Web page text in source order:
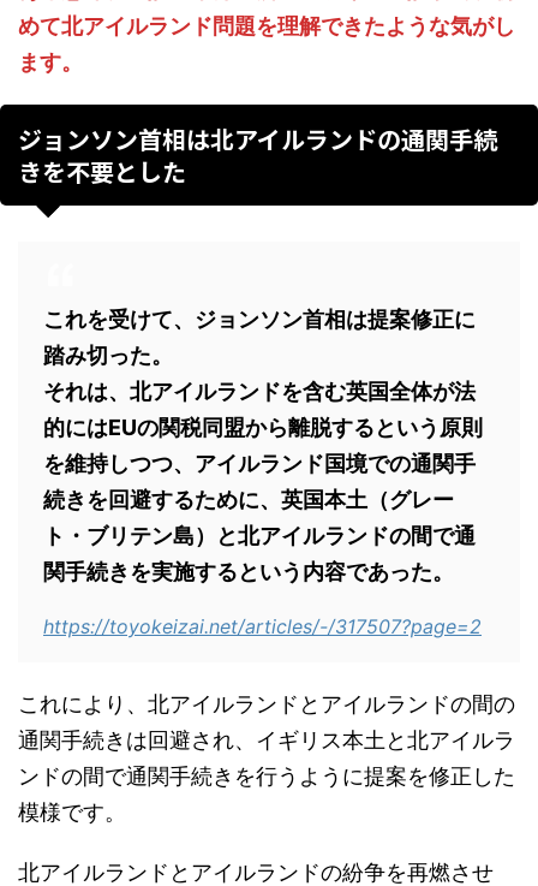
めて北アイルランド問題を理解できたような気がし
ます。
ジョンソン首相は北アイルランドの通関手続
きを不要とした
これを受けて、ジョンソン首相は提案修正に
踏み切った。
それは、北アイルランドを含む英国全体が法
的にはEUの関税同盟から離脱するという原則
を維持しつつ、アイルランド国境での通関手
続きを回避するために、英国本土（グレー
ト・ブリテン島）と北アイルランドの間で通
関手続きを実施するという内容であった。
https://toyokeizai.net/articles/-/317507?page=2
これにより、北アイルランドとアイルランドの間の
通関手続きは回避され、イギリス本土と北アイルラ
ンドの間で通関手続きを行うように提案を修正した
模様です。
北アイルランドとアイルランドの紛争を再燃させ